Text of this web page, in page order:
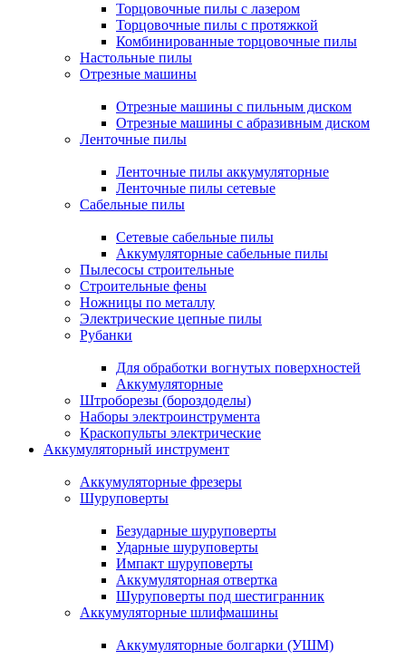
Торцовочные пилы с лазером
Торцовочные пилы с протяжкой
Комбинированные торцовочные пилы
Настольные пилы
Отрезные машины
Отрезные машины с пильным диском
Отрезные машины с абразивным диском
Ленточные пилы
Ленточные пилы аккумуляторные
Ленточные пилы сетевые
Сабельные пилы
Сетевые сабельные пилы
Аккумуляторные сабельные пилы
Пылесосы строительные
Строительные фены
Ножницы по металлу
Электрические цепные пилы
Рубанки
Для обработки вогнутых поверхностей
Аккумуляторные
Штроборезы (бороздоделы)
Наборы электроинструмента
Краскопульты электрические
Аккумуляторный инструмент
Аккумуляторные фрезеры
Шуруповерты
Безударные шуруповерты
Ударные шуруповерты
Импакт шуруповерты
Аккумуляторная отвертка
Шуруповерты под шестигранник
Аккумуляторные шлифмашины
Аккумуляторные болгарки (УШМ)